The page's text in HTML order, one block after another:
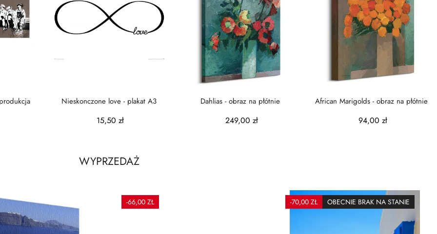
Nieskonczone love - plakat A3
15,50 zł
Dahlias - obraz na płótnie
249,00 zł
African Marigolds - obraz na płótnie
94,00 zł
WYPRZEDAŻ
-66,00 ZŁ -70,00 ZŁ OBECNIE BRAK NA STANIE